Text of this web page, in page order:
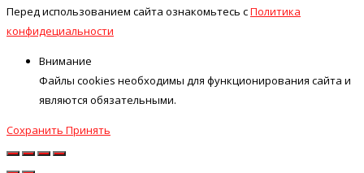
Перед использованием сайта ознакомьтесь сПолитика
конфидециальности
Внимание
Файлы cookies необходимы для функционирования сайта и
являются обязательными.
Сохранить Принять